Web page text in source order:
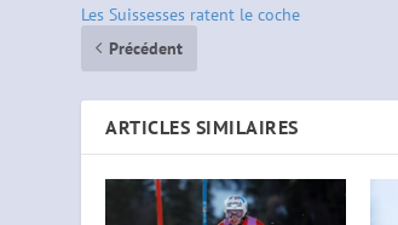
Les Suissesses ratent le coche
Précédent
ARTICLES SIMILAIRES